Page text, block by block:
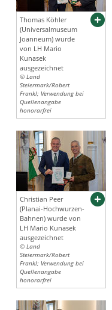
Thomas Köhler
(Universalmuseum
Joanneum) wurde
von LH Mario
Kunasek
ausgezeichnet
© Land
Steiermark/Robert
Frankl; Verwendung bei
Quellenangabe
honorarfrei
Christian Peer
(Planai-Hochwurzen-
Bahnen) wurde von
LH Mario Kunasek
ausgezeichnet
© Land
Steiermark/Robert
Frankl; Verwendung bei
Quellenangabe
honorarfrei